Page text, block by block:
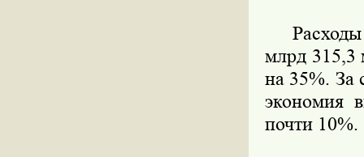
Расходы
млрд 315,3
на 35%. За
экономия
почти 10%.